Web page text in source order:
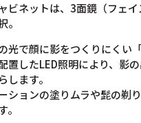
ビネットは、3面鏡（フェ
。
光で顔に影をつくりにくい
置したLED照明により、影
します。
ションの塗りムラや髭の剃
。